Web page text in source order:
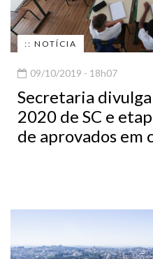
:: NOTÍCIA
09/10/2019 - 18h07
Secretaria
2020 de SC e
de aprovados em